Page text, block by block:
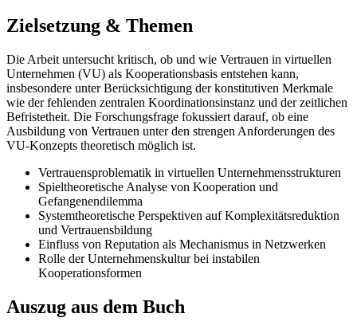
Zielsetzung & Themen
Die Arbeit untersucht kritisch, ob und wie Vertrauen in virtuellen
Unternehmen (VU) als Kooperationsbasis entstehen kann,
insbesondere unter Berücksichtigung der konstitutiven Merkmale
wie der fehlenden zentralen Koordinationsinstanz und der zeitlichen
Befristetheit. Die Forschungsfrage fokussiert darauf, ob eine
Ausbildung von Vertrauen unter den strengen Anforderungen des
VU-Konzepts theoretisch möglich ist.
Vertrauensproblematik in virtuellen Unternehmensstrukturen
Spieltheoretische Analyse von Kooperation und
Gefangenendilemma
Systemtheoretische Perspektiven auf Komplexitätsreduktion
und Vertrauensbildung
Einfluss von Reputation als Mechanismus in Netzwerken
Rolle der Unternehmenskultur bei instabilen
Kooperationsformen
Auszug aus dem Buch